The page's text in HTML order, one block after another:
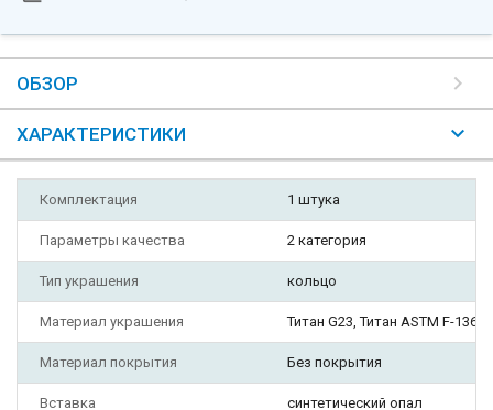
ОБЗОР
ХАРАКТЕРИСТИКИ
Комплектация 1 штука
Параметры качества 2 категория
Тип украшения кольцо
Материал украшения Титан G23, Титан ASTM F-136
Материал покрытия Без покрытия
Вставка синтетический опал